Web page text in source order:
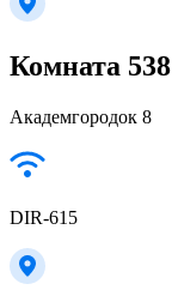
Комната 538
Академгородок 8
DIR-615